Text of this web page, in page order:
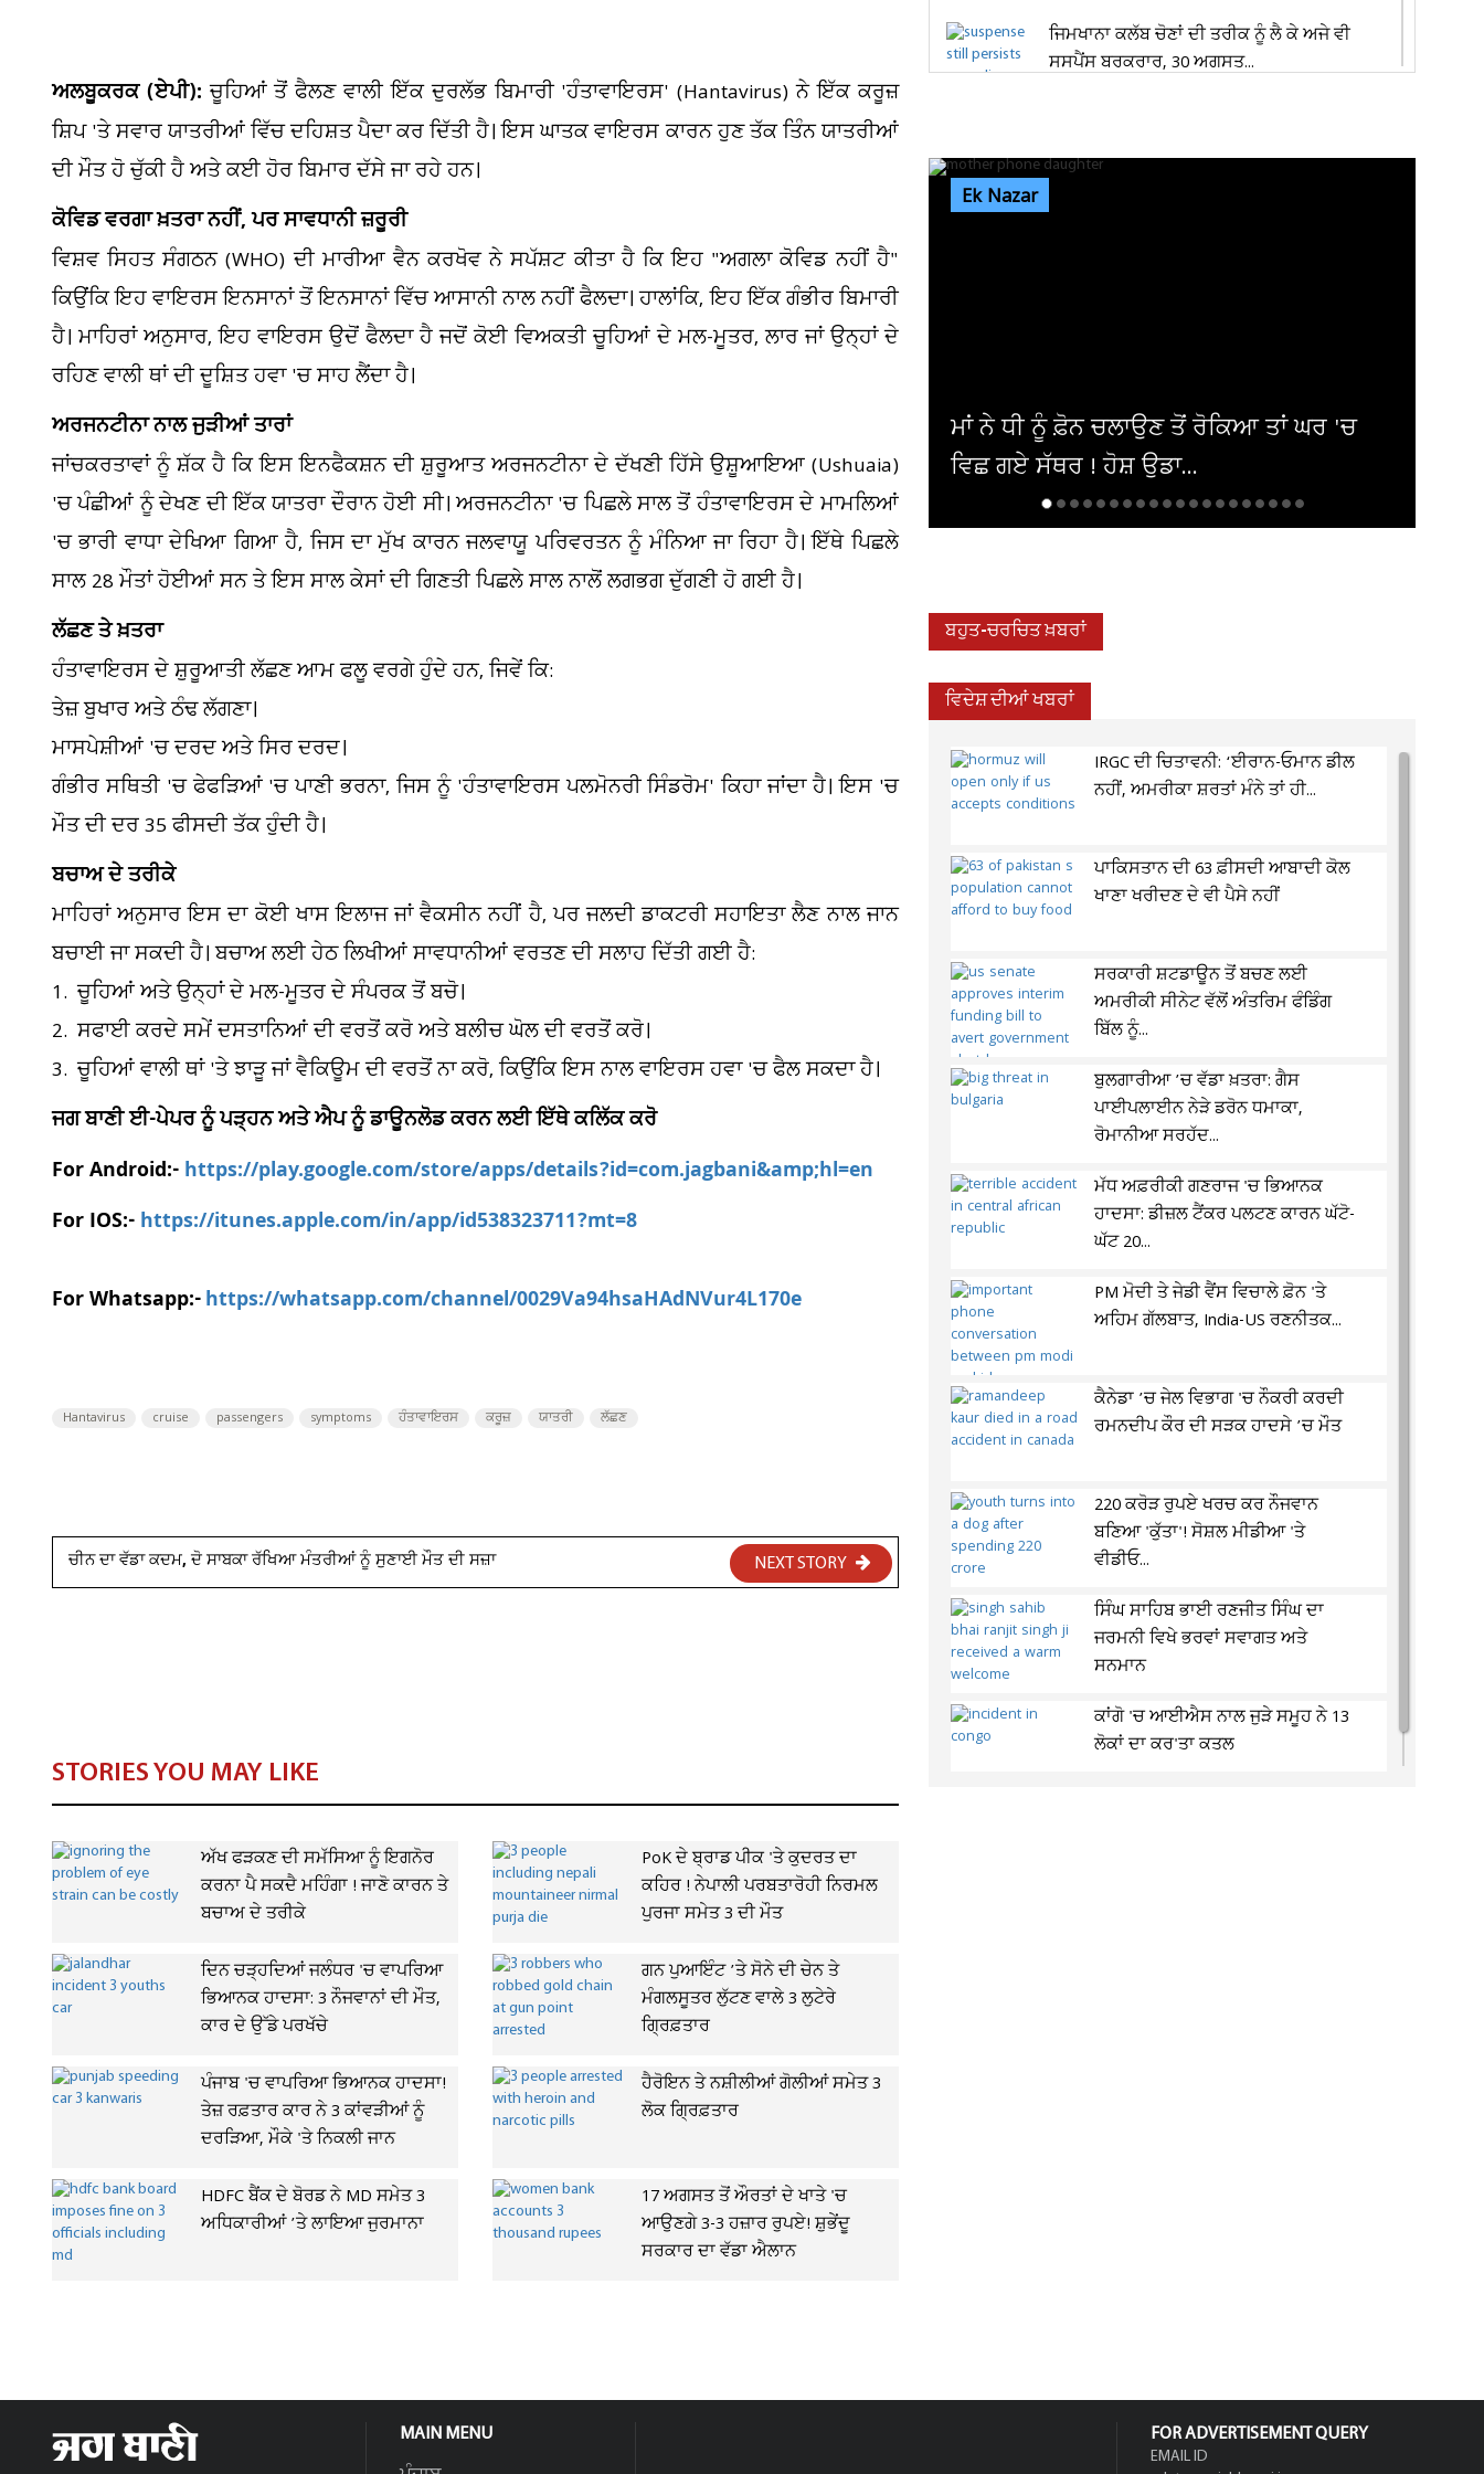
ਅਲਬੂਕਰਕ (ਏਪੀ):ਚੂਹਿਆਂ ਤੋਂ ਫੈਲਣ ਵਾਲੀ ਇੱਕ ਦੁਰਲੱਭ ਬਿਮਾਰੀ 'ਹੰਤਾਵਾਇਰਸ' (Hantavirus) ਨੇ ਇੱਕ ਕਰੂਜ਼
ਸ਼ਿਪ 'ਤੇ ਸਵਾਰ ਯਾਤਰੀਆਂ ਵਿੱਚ ਦਹਿਸ਼ਤ ਪੈਦਾ ਕਰ ਦਿੱਤੀ ਹੈ। ਇਸ ਘਾਤਕ ਵਾਇਰਸ ਕਾਰਨ ਹੁਣ ਤੱਕ ਤਿੰਨ ਯਾਤਰੀਆਂ
ਦੀ ਮੌਤ ਹੋ ਚੁੱਕੀ ਹੈ ਅਤੇ ਕਈ ਹੋਰ ਬਿਮਾਰ ਦੱਸੇ ਜਾ ਰਹੇ ਹਨ।
ਕੋਵਿਡ ਵਰਗਾ ਖ਼ਤਰਾ ਨਹੀਂ, ਪਰ ਸਾਵਧਾਨੀ ਜ਼ਰੂਰੀ
ਵਿਸ਼ਵ ਸਿਹਤ ਸੰਗਠਨ (WHO) ਦੀ ਮਾਰੀਆ ਵੈਨ ਕਰਖੋਵ ਨੇ ਸਪੱਸ਼ਟ ਕੀਤਾ ਹੈ ਕਿ ਇਹ "ਅਗਲਾ ਕੋਵਿਡ ਨਹੀਂ ਹੈ"
ਕਿਉਂਕਿ ਇਹ ਵਾਇਰਸ ਇਨਸਾਨਾਂ ਤੋਂ ਇਨਸਾਨਾਂ ਵਿੱਚ ਆਸਾਨੀ ਨਾਲ ਨਹੀਂ ਫੈਲਦਾ। ਹਾਲਾਂਕਿ, ਇਹ ਇੱਕ ਗੰਭੀਰ ਬਿਮਾਰੀ
ਹੈ। ਮਾਹਿਰਾਂ ਅਨੁਸਾਰ, ਇਹ ਵਾਇਰਸ ਉਦੋਂ ਫੈਲਦਾ ਹੈ ਜਦੋਂ ਕੋਈ ਵਿਅਕਤੀ ਚੂਹਿਆਂ ਦੇ ਮਲ-ਮੂਤਰ, ਲਾਰ ਜਾਂ ਉਨ੍ਹਾਂ ਦੇ
ਰਹਿਣ ਵਾਲੀ ਥਾਂ ਦੀ ਦੂਸ਼ਿਤ ਹਵਾ 'ਚ ਸਾਹ ਲੈਂਦਾ ਹੈ।
ਅਰਜਨਟੀਨਾ ਨਾਲ ਜੁੜੀਆਂ ਤਾਰਾਂ
ਜਾਂਚਕਰਤਾਵਾਂ ਨੂੰ ਸ਼ੱਕ ਹੈ ਕਿ ਇਸ ਇਨਫੈਕਸ਼ਨ ਦੀ ਸ਼ੁਰੂਆਤ ਅਰਜਨਟੀਨਾ ਦੇ ਦੱਖਣੀ ਹਿੱਸੇ ਉਸ਼ੂਆਇਆ (Ushuaia)
'ਚ ਪੰਛੀਆਂ ਨੂੰ ਦੇਖਣ ਦੀ ਇੱਕ ਯਾਤਰਾ ਦੌਰਾਨ ਹੋਈ ਸੀ। ਅਰਜਨਟੀਨਾ 'ਚ ਪਿਛਲੇ ਸਾਲ ਤੋਂ ਹੰਤਾਵਾਇਰਸ ਦੇ ਮਾਮਲਿਆਂ
'ਚ ਭਾਰੀ ਵਾਧਾ ਦੇਖਿਆ ਗਿਆ ਹੈ, ਜਿਸ ਦਾ ਮੁੱਖ ਕਾਰਨ ਜਲਵਾਯੂ ਪਰਿਵਰਤਨ ਨੂੰ ਮੰਨਿਆ ਜਾ ਰਿਹਾ ਹੈ। ਇੱਥੇ ਪਿਛਲੇ
ਸਾਲ 28 ਮੌਤਾਂ ਹੋਈਆਂ ਸਨ ਤੇ ਇਸ ਸਾਲ ਕੇਸਾਂ ਦੀ ਗਿਣਤੀ ਪਿਛਲੇ ਸਾਲ ਨਾਲੋਂ ਲਗਭਗ ਦੁੱਗਣੀ ਹੋ ਗਈ ਹੈ।
ਲੱਛਣ ਤੇ ਖ਼ਤਰਾ
ਹੰਤਾਵਾਇਰਸ ਦੇ ਸ਼ੁਰੂਆਤੀ ਲੱਛਣ ਆਮ ਫਲੂ ਵਰਗੇ ਹੁੰਦੇ ਹਨ, ਜਿਵੇਂ ਕਿ:
ਤੇਜ਼ ਬੁਖਾਰ ਅਤੇ ਠੰਢ ਲੱਗਣਾ।
ਮਾਸਪੇਸ਼ੀਆਂ 'ਚ ਦਰਦ ਅਤੇ ਸਿਰ ਦਰਦ।
ਗੰਭੀਰ ਸਥਿਤੀ 'ਚ ਫੇਫੜਿਆਂ 'ਚ ਪਾਣੀ ਭਰਨਾ, ਜਿਸ ਨੂੰ 'ਹੰਤਾਵਾਇਰਸ ਪਲਮੋਨਰੀ ਸਿੰਡਰੋਮ' ਕਿਹਾ ਜਾਂਦਾ ਹੈ। ਇਸ 'ਚ
ਮੌਤ ਦੀ ਦਰ 35 ਫੀਸਦੀ ਤੱਕ ਹੁੰਦੀ ਹੈ।
ਬਚਾਅ ਦੇ ਤਰੀਕੇ
ਮਾਹਿਰਾਂ ਅਨੁਸਾਰ ਇਸ ਦਾ ਕੋਈ ਖਾਸ ਇਲਾਜ ਜਾਂ ਵੈਕਸੀਨ ਨਹੀਂ ਹੈ, ਪਰ ਜਲਦੀ ਡਾਕਟਰੀ ਸਹਾਇਤਾ ਲੈਣ ਨਾਲ ਜਾਨ
ਬਚਾਈ ਜਾ ਸਕਦੀ ਹੈ। ਬਚਾਅ ਲਈ ਹੇਠ ਲਿਖੀਆਂ ਸਾਵਧਾਨੀਆਂ ਵਰਤਣ ਦੀ ਸਲਾਹ ਦਿੱਤੀ ਗਈ ਹੈ:
1. ਚੂਹਿਆਂ ਅਤੇ ਉਨ੍ਹਾਂ ਦੇ ਮਲ-ਮੂਤਰ ਦੇ ਸੰਪਰਕ ਤੋਂ ਬਚੋ।
2. ਸਫਾਈ ਕਰਦੇ ਸਮੇਂ ਦਸਤਾਨਿਆਂ ਦੀ ਵਰਤੋਂ ਕਰੋ ਅਤੇ ਬਲੀਚ ਘੋਲ ਦੀ ਵਰਤੋਂ ਕਰੋ।
3. ਚੂਹਿਆਂ ਵਾਲੀ ਥਾਂ 'ਤੇ ਝਾੜੂ ਜਾਂ ਵੈਕਿਊਮ ਦੀ ਵਰਤੋਂ ਨਾ ਕਰੋ, ਕਿਉਂਕਿ ਇਸ ਨਾਲ ਵਾਇਰਸ ਹਵਾ 'ਚ ਫੈਲ ਸਕਦਾ ਹੈ।
ਜਗ ਬਾਣੀ ਈ-ਪੇਪਰ ਨੂੰ ਪੜ੍ਹਨ ਅਤੇ ਐਪ ਨੂੰ ਡਾਊਨਲੋਡ ਕਰਨ ਲਈ ਇੱਥੇ ਕਲਿੱਕ ਕਰੋ
For Android:-https://play.google.com/store/apps/details?id=com.jagbani&amp;hl=en
For IOS:-https://itunes.apple.com/in/app/id538323711?mt=8
For Whatsapp:-https://whatsapp.com/channel/0029Va94hsaHAdNVur4L170e
Hantavirus cruise passengers symptoms ਹੰਤਾਵਾਇਰਸ ਕਰੂਜ਼ ਯਾਤਰੀ ਲੱਛਣ
ਚੀਨ ਦਾ ਵੱਡਾ ਕਦਮ, ਦੋ ਸਾਬਕਾ ਰੱਖਿਆ ਮੰਤਰੀਆਂ ਨੂੰ ਸੁਣਾਈ ਮੌਤ ਦੀ ਸਜ਼ਾ NEXT STORY
STORIES YOU MAY LIKE
ਅੱਖ ਫੜਕਣ ਦੀ ਸਮੱਸਿਆ ਨੂੰ ਇਗਨੋਰ
ਕਰਨਾ ਪੈ ਸਕਦੈ ਮਹਿੰਗਾ ! ਜਾਣੋ ਕਾਰਨ ਤੇ
ਬਚਾਅ ਦੇ ਤਰੀਕੇ
PoK ਦੇ ਬ੍ਰਾਡ ਪੀਕ 'ਤੇ ਕੁਦਰਤ ਦਾ
ਕਹਿਰ ! ਨੇਪਾਲੀ ਪਰਬਤਾਰੋਹੀ ਨਿਰਮਲ
ਪੁਰਜਾ ਸਮੇਤ 3 ਦੀ ਮੌਤ
ਦਿਨ ਚੜ੍ਹਦਿਆਂ ਜਲੰਧਰ 'ਚ ਵਾਪਰਿਆ
ਭਿਆਨਕ ਹਾਦਸਾ: 3 ਨੌਜਵਾਨਾਂ ਦੀ ਮੌਤ,
ਕਾਰ ਦੇ ਉੱਡੇ ਪਰਖੱਚੇ
ਗਨ ਪੁਆਇੰਟ ’ਤੇ ਸੋਨੇ ਦੀ ਚੇਨ ਤੇ
ਮੰਗਲਸੂਤਰ ਲੁੱਟਣ ਵਾਲੇ 3 ਲੁਟੇਰੇ
ਗ੍ਰਿਫ਼ਤਾਰ
ਪੰਜਾਬ 'ਚ ਵਾਪਰਿਆ ਭਿਆਨਕ ਹਾਦਸਾ!
ਤੇਜ਼ ਰਫ਼ਤਾਰ ਕਾਰ ਨੇ 3 ਕਾਂਵੜੀਆਂ ਨੂੰ
ਦਰੜਿਆ, ਮੌਕੇ 'ਤੇ ਨਿਕਲੀ ਜਾਨ
ਹੈਰੋਇਨ ਤੇ ਨਸ਼ੀਲੀਆਂ ਗੋਲੀਆਂ ਸਮੇਤ 3
ਲੋਕ ਗ੍ਰਿਫ਼ਤਾਰ
HDFC ਬੈਂਕ ਦੇ ਬੋਰਡ ਨੇ MD ਸਮੇਤ 3
ਅਧਿਕਾਰੀਆਂ ’ਤੇ ਲਾਇਆ ਜੁਰਮਾਨਾ
17 ਅਗਸਤ ਤੋਂ ਔਰਤਾਂ ਦੇ ਖਾਤੇ 'ਚ
ਆਉਣਗੇ 3-3 ਹਜ਼ਾਰ ਰੁਪਏ! ਸ਼ੁਭੇਂਦੂ
ਸਰਕਾਰ ਦਾ ਵੱਡਾ ਐਲਾਨ
ਜਿਮਖਾਨਾ ਕਲੱਬ ਚੋਣਾਂ ਦੀ ਤਰੀਕ ਨੂੰ ਲੈ ਕੇ ਅਜੇ ਵੀ
ਸਸਪੈਂਸ ਬਰਕਰਾਰ, 30 ਅਗਸਤ...
Ek Nazar
ਮਾਂ ਨੇ ਧੀ ਨੂੰ ਫ਼ੋਨ ਚਲਾਉਣ ਤੋਂ ਰੋਕਿਆ ਤਾਂ ਘਰ 'ਚ
ਵਿਛ ਗਏ ਸੱਥਰ ! ਹੋਸ਼ ਉਡਾ...
9, 10, 11, 12, 13, 14, 15 ਅਗਸਤ ਨੂੰ ਪਵੇਗਾ
ਮੀਂਹ ! ਮੌਸਮ ਵਿਭਾਗ ਨੇ ਕਰ...
ਬਹੁਤ-ਚਰਚਿਤ ਖ਼ਬਰਾਂ
ਵਿਦੇਸ਼ ਦੀਆਂ ਖਬਰਾਂ
IRGC ਦੀ ਚਿਤਾਵਨੀ: ‘ਈਰਾਨ-ਓਮਾਨ ਡੀਲ
ਨਹੀਂ, ਅਮਰੀਕਾ ਸ਼ਰਤਾਂ ਮੰਨੇ ਤਾਂ ਹੀ...
ਪਾਕਿਸਤਾਨ ਦੀ 63 ਫ਼ੀਸਦੀ ਆਬਾਦੀ ਕੋਲ
ਖਾਣਾ ਖਰੀਦਣ ਦੇ ਵੀ ਪੈਸੇ ਨਹੀਂ
ਸਰਕਾਰੀ ਸ਼ਟਡਾਊਨ ਤੋਂ ਬਚਣ ਲਈ
ਅਮਰੀਕੀ ਸੀਨੇਟ ਵੱਲੋਂ ਅੰਤਰਿਮ ਫੰਡਿੰਗ
ਬਿੱਲ ਨੂੰ...
ਬੁਲਗਾਰੀਆ ’ਚ ਵੱਡਾ ਖ਼ਤਰਾ: ਗੈਸ
ਪਾਈਪਲਾਈਨ ਨੇੜੇ ਡਰੋਨ ਧਮਾਕਾ,
ਰੋਮਾਨੀਆ ਸਰਹੱਦ...
ਮੱਧ ਅਫ਼ਰੀਕੀ ਗਣਰਾਜ 'ਚ ਭਿਆਨਕ
ਹਾਦਸਾ: ਡੀਜ਼ਲ ਟੈਂਕਰ ਪਲਟਣ ਕਾਰਨ ਘੱਟੋ-
ਘੱਟ 20...
PM ਮੋਦੀ ਤੇ ਜੇਡੀ ਵੈਂਸ ਵਿਚਾਲੇ ਫ਼ੋਨ 'ਤੇ
ਅਹਿਮ ਗੱਲਬਾਤ, India-US ਰਣਨੀਤਕ...
ਕੈਨੇਡਾ ’ਚ ਜੇਲ ਵਿਭਾਗ 'ਚ ਨੌਕਰੀ ਕਰਦੀ
ਰਮਨਦੀਪ ਕੌਰ ਦੀ ਸੜਕ ਹਾਦਸੇ ’ਚ ਮੌਤ
220 ਕਰੋੜ ਰੁਪਏ ਖਰਚ ਕਰ ਨੌਜਵਾਨ
ਬਣਿਆ 'ਕੁੱਤਾ'! ਸੋਸ਼ਲ ਮੀਡੀਆ 'ਤੇ
ਵੀਡੀਓ...
ਸਿੰਘ ਸਾਹਿਬ ਭਾਈ ਰਣਜੀਤ ਸਿੰਘ ਦਾ
ਜਰਮਨੀ ਵਿਖੇ ਭਰਵਾਂ ਸਵਾਗਤ ਅਤੇ
ਸਨਮਾਨ
ਕਾਂਗੋ 'ਚ ਆਈਐਸ ਨਾਲ ਜੁੜੇ ਸਮੂਹ ਨੇ 13
ਲੋਕਾਂ ਦਾ ਕਰ'ਤਾ ਕਤਲ
MAIN MENU FOR ADVERTISEMENT QUERY
EMAIL ID